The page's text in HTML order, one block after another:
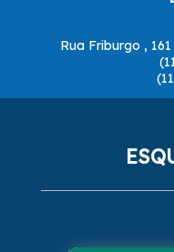
Rua Friburgo ,